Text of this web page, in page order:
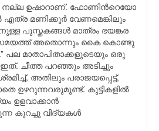
നല്ല ഉഷാറാണ്. ഫോണിന്‍റെയോ
എത്ര മണിക്കൂര്‍ വേണമെങ്കിലും
പുസ്തകങ്ങള്‍ മാത്രം ഭയങ്കര
സമയത്ത് അതൊന്നും കൈ കൊണ്ടു
മാതാപിതാക്കളുടെയും ഒരു
ചീത്ത പറഞ്ഞും അടിച്ചും
അതിലും പരാജയപ്പെട്ട്,
ഉഴറുന്നവരുമുണ്ട്. കുട്ടികളില്‍
ഉളവാക്കാന്‍
കുറച്ചു വിദ്യകള്‍